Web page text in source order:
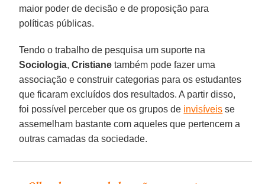
maior poder de decisão e de proposição para
políticas públicas.
Tendo o trabalho de pesquisa um suporte na
Sociologia,Cristiane também pode fazer uma
associação e construir categorias para os estudantes
que ficaram excluídos dos resultados. A partir disso,
foi possível perceber que os grupos de invisíveis se
assemelham bastante com aqueles que pertencem a
outras camadas da sociedade.